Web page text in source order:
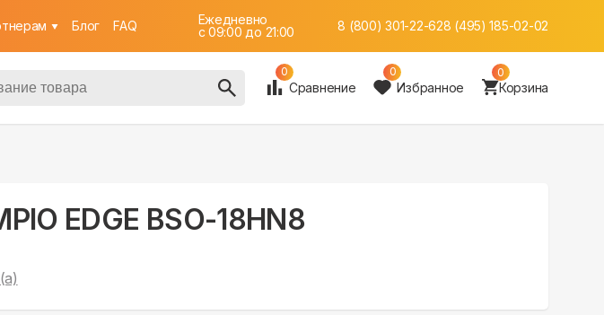
Блог FAQ
Ежедневно
c 09:00 до 21:00
8 (800) 301-22-628 (495) 185-02-02
0
Сравнение
0
Избранное
0
Корзина
EDGE BSO-18HN8